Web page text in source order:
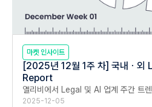
마켓 인사이트
[2025년 12월 1주 차] 국내ㆍ
Report
앨리비에서 Legal 및 AI 업계 주간 트
2025-12-05